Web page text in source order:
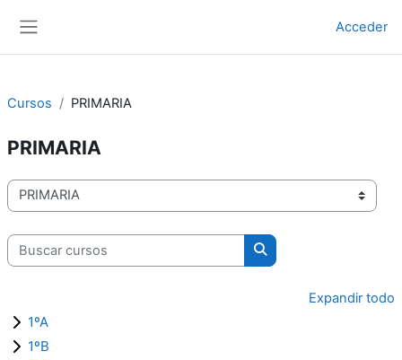
Acceder
Cursos PRIMARIA
PRIMARIA
Categorías de cursos
Buscar cursos
Buscar cursos
Expandir todo
1ºA
1ºB